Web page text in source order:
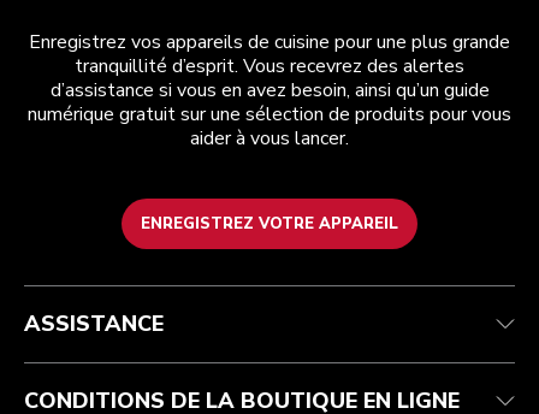
Enregistrez vos appareils de cuisine pour une plus grande
tranquillité d’esprit. Vous recevrez des alertes
d’assistance si vous en avez besoin, ainsi qu’un guide
numérique gratuit sur une sélection de produits pour vous
aider à vous lancer.
ENREGISTREZ VOTRE APPAREIL
Health Check
Suivez votre commande
Garantie et documents
Recupel
Conditions générales de vente
Retours et remboursements
Imprint
ODR
La marque
Trouver une boutique
ASSISTANCE
CONDITIONS DE LA BOUTIQUE EN LIGNE